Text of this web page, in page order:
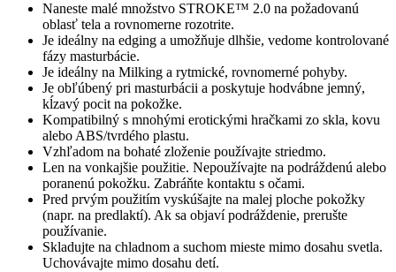
Naneste malé množstvo STROKE™ 2.0 na požadovanú
oblasť tela a rovnomerne rozotrite.
Je ideálny na edging a umožňuje dlhšie, vedome kontrolované
fázy masturbácie.
Je ideálny na Milking a rytmické, rovnomerné pohyby.
Je obľúbený pri masturbácii a poskytuje hodvábne jemný,
kĺzavý pocit na pokožke.
Kompatibilný s mnohými erotickými hračkami zo skla, kovu
alebo ABS/tvrdého plastu.
Vzhľadom na bohaté zloženie používajte striedmo.
Len na vonkajšie použitie. Nepoužívajte na podráždenú alebo
poranenú pokožku. Zabráňte kontaktu s očami.
Pred prvým použitím vyskúšajte na malej ploche pokožky
(napr. na predlaktí). Ak sa objaví podráždenie, prerušte
používanie.
Skladujte na chladnom a suchom mieste mimo dosahu svetla.
Uchovávajte mimo dosahu detí.